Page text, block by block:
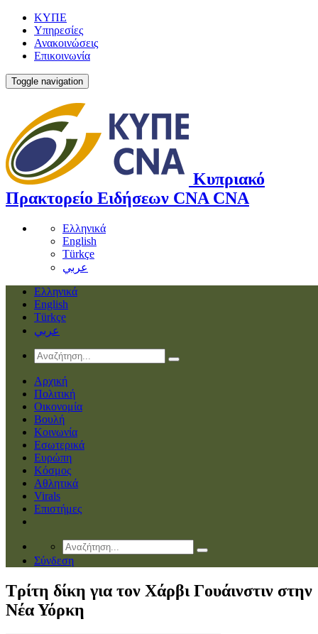
ΚΥΠΕ
Υπηρεσίες
Ανακοινώσεις
Επικοινωνία
Toggle navigation
Κυπριακό
Πρακτορείο Ειδήσεων CNA CNA
Ελληνικά
English
Türkçe
عربي
Ελληνικά
English
Türkçe
عربي
Αρχική
Πολιτική
Οικονομία
Βουλή
Κοινωνία
Εσωτερικά
Ευρώπη
Κόσμος
Αθλητικά
Virals
Επιστήμες
Σύνδεση
Τρίτη δίκη για τον Χάρβι Γουάινστιν στην
Νέα Υόρκη